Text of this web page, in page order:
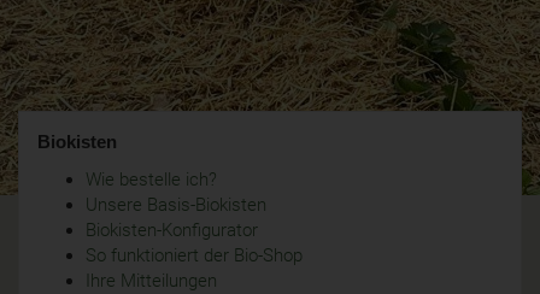
Biokisten
Wie bestelle ich?
Unsere Basis-Biokisten
Biokisten-Konfigurator
So funktioniert der Bio-Shop
Ihre Mitteilungen